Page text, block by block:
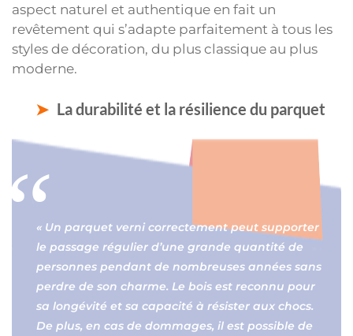
aspect naturel et authentique en fait un
revêtement qui s’adapte parfaitement à tous les
styles de décoration, du plus classique au plus
moderne.
La durabilité et la résilience du parquet
« Un parquet verni correctement peut supporter
le passage régulier d’une grande quantité de
personnes pendant de nombreuses années sans
perdre de son charme. Le bois est reconnu pour
sa longévité et sa capacité à résister aux chocs.
De plus, en cas de dommages, il est possible de